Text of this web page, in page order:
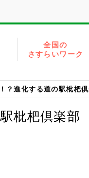
全国の
さすらいワーク
？進化する道の駅枇杷
枇杷倶楽部